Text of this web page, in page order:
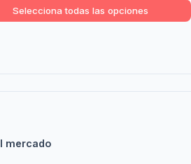
Selecciona todas las opciones
mercado